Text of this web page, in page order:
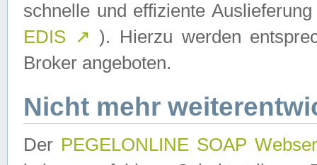
schnelle und effiziente
EDIS ↗ ). Hierzu werden
Broker angeboten.
Nicht mehr
Der PEGELONLINE SOAP